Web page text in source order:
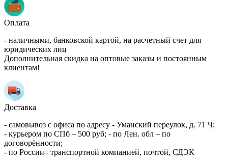
Оплата
- наличными, банковской картой, на расчетный счет для
юридических лиц
Дополнительная скидка на оптовые заказы и постоянным
клиентам!
Доставка
- самовывоз с офиса по адресу - Уманский переулок, д. 71 Ч;
- курьером по СПб – 500 руб; - по Лен. обл – по
договорённости;
- по России– транспортной компанией, почтой, СДЭК